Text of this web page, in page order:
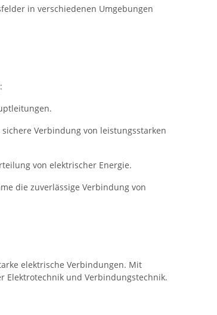
in verschiedenen Umgebungen
Verbindung von leistungsstarken
von elektrischer Energie.
die zuverlässige Verbindung von
elektrische Verbindungen. Mit
Elektrotechnik und Verbindungstechnik.